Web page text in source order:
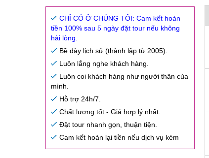
CHỈ CÓ Ở CHÚNG TÔI: Cam kết hoàn
tiền 100% sau 5 ngày đặt tour nếu không
hài lòng.
Bề dày lịch sử (thành lập từ 2005).
Luôn lắng nghe khách hàng.
Luôn coi khách hàng như người thân của
mình.
Hỗ trợ 24h/7.
Chất lượng tốt - Giá hợp lý nhất.
Đặt tour nhanh gọn, thuận tiện.
Cam kết hoàn lại tiền nếu dịch vụ kém